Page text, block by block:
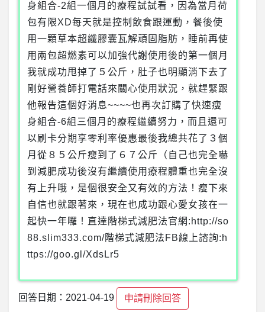
身組合-2組一個月的療程試試看，因為當月荷
包有限XD每天就是控制飲食跟運動，餐後使
用一顆草本超纖膠囊瓦解頑固脂肪，睡前再使
用兩包超燃素可以加強代謝使用後的第一個月
我就成功甩掉了５公斤，肚子也明顯消下去了
剛好營養師打電話來關心使用狀況，就趕緊跟
他報告這個好消息~~~~也再次訂購了快速瘦
身組合-6組三個月的療程繼續努力，而且還可
以刷卡分期享零利率優惠最後我總共花了３個
月從８５公斤瘦到了６７公斤（自己也完全嚇
到減肥成功後沒有繼續使用療程體重也完全沒
有上升哦，是個很安全又有效的方法！瘦下來
自信也就跟著來，現在也成功跟心愛女孩在一
起快一年囉！直達階梯式減肥法官網:http://so
88.slim333.com/階梯式減肥法FB線上諮詢:h
ttps://goo.gl/XdsLr5
回答日期：2021-04-19 申請刪除回答